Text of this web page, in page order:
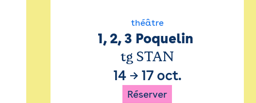
théâtre
1, 2, 3 Poquelin
tg STAN
14→ 17 oct.
Réserver